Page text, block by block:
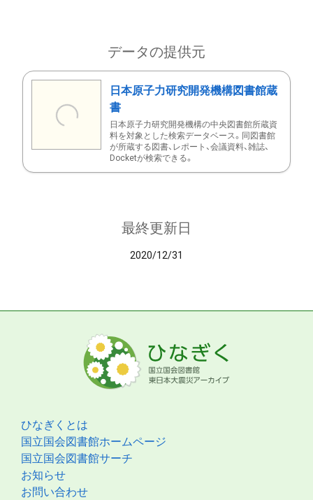
データの提供元
日本原子力研究開発機構図書館蔵
書
日本原子力研究開発機構の中央図書館所蔵資
料を対象とした検索データベース。同図書館
が所蔵する図書、レポート、会議資料、雑誌、
Docketが検索できる。
最終更新日
2020/12/31
ひなぎくとは
国立国会図書館ホームページ
国立国会図書館サーチ
お知らせ
お問い合わせ